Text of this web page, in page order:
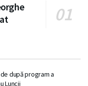
după program a
Luncii